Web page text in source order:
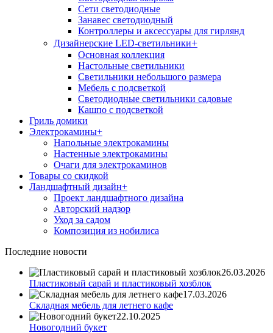
Сети светодиодные
Занавес светодиодный
Контроллеры и аксессуары для гирлянд
Дизайнерские LED-светильники+
Основная коллекция
Настольные светильники
Светильники небольшого размера
Мебель с подсветкой
Светодиодные светильники садовые
Кашпо с подсветкой
Гриль домики
Электрокамины+
Напольные электрокамины
Настенные электрокамины
Очаги для электрокаминов
Товары со скидкой
Ландшафтный дизайн+
Проект ландшафтного дизайна
Авторский надзор
Уход за садом
Композиция из нобилиса
Последние новости
26.03.2026
Пластиковый сарай и пластиковый хозблок
17.03.2026
Складная мебель для летнего кафе
22.10.2025
Новогодний букет